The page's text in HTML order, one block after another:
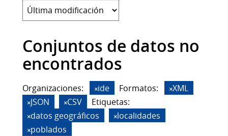
Conjuntos de datos no
encontrados
Organizaciones: ide Formatos:
XML
JSON
CSV
Etiquetas:
datos geográficos
localidades
poblados